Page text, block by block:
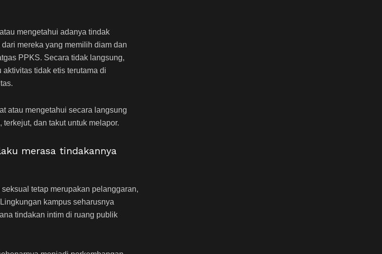
mengetahui adanya tindak
mereka yang memilih diam dan
PPKS. Secara tidak langsung,
tidak etis terutama di
atau mengetahui secara langsung
dan takut untuk melapor.
merasa tindakannya
tetap merupakan pelanggaran,
kampus seharusnya
tindakan intim di ruang publik